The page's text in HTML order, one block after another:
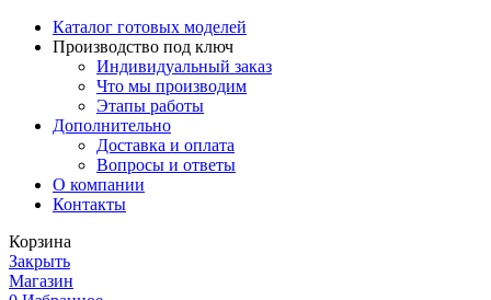
Каталог готовых моделей
Производство под ключ
Индивидуальный заказ
Что мы производим
Этапы работы
Дополнительно
Доставка и оплата
Вопросы и ответы
О компании
Контакты
Корзина
Закрыть
Магазин